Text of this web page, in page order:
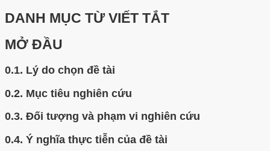
DANH MỤC TỪ VIẾT TẮT
MỞ ĐẦU
0.1. Lý do chọn đề tài
0.2. Mục tiêu nghiên cứu
0.3. Đối tượng và phạm vi nghiên cứu
0.4. Ý nghĩa thực tiễn của đề tài